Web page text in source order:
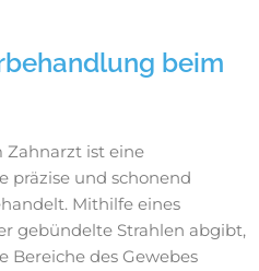
beim
Zahnarzt ist eine
präzise und schonend
Mithilfe eines
gebündelte Strahlen abgibt,
Bereiche des Gewebes